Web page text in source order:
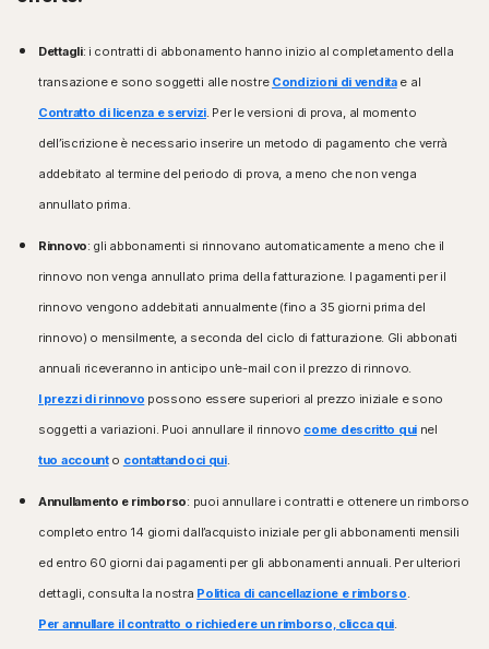
Dettagli: i contratti di abbonamento hanno inizio al completamento della
transazione e sono soggetti alle nostre Condizioni di venditae al
Contratto di licenza e servizi. Per le versioni di prova, al momento
dell’iscrizione è necessario inserire un metodo di pagamento che verrà
addebitato al termine del periodo di prova, a meno che non venga
annullato prima.
Rinnovo: gli abbonamenti si rinnovano automaticamente a meno che il
rinnovo non venga annullato prima della fatturazione. I pagamenti per il
rinnovo vengono addebitati annualmente (fino a 35 giorni prima del
rinnovo) o mensilmente, a seconda del ciclo di fatturazione. Gli abbonati
annuali riceveranno in anticipo un’e-mail con il prezzo di rinnovo.
I prezzi di rinnovo possono essere superiori al prezzo iniziale e sono
soggetti a variazioni. Puoi annullare il rinnovo come descritto quinel
tuo accounto contattandoci qui.
Annullamento e rimborso: puoi annullare i contratti e ottenere un rimborso
completo entro 14 giorni dall’acquisto iniziale per gli abbonamenti mensili
ed entro 60 giorni dai pagamenti per gli abbonamenti annuali. Per ulteriori
dettagli, consulta la nostra Politica di cancellazione e rimborso.
Per annullare il contratto o richiedere un rimborso, clicca qui.